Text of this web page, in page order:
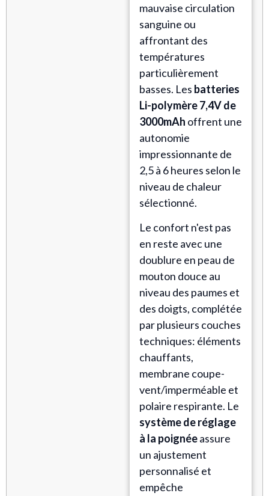
mauvaise circulation
sanguine ou
affrontant des
températures
particulièrement
basses. Les batteries
Li-polymère 7,4V de
3000mAh offrent une
autonomie
impressionnante de
2,5 à 6 heures selon le
niveau de chaleur
sélectionné.
Le confort n'est pas
en reste avec une
doublure en peau de
mouton douce au
niveau des paumes et
des doigts, complétée
par plusieurs couches
techniques: éléments
chauffants,
membrane coupe-
vent/imperméable et
polaire respirante. Le
système de réglage
à la poignéeassure
un ajustement
personnalisé et
empêche